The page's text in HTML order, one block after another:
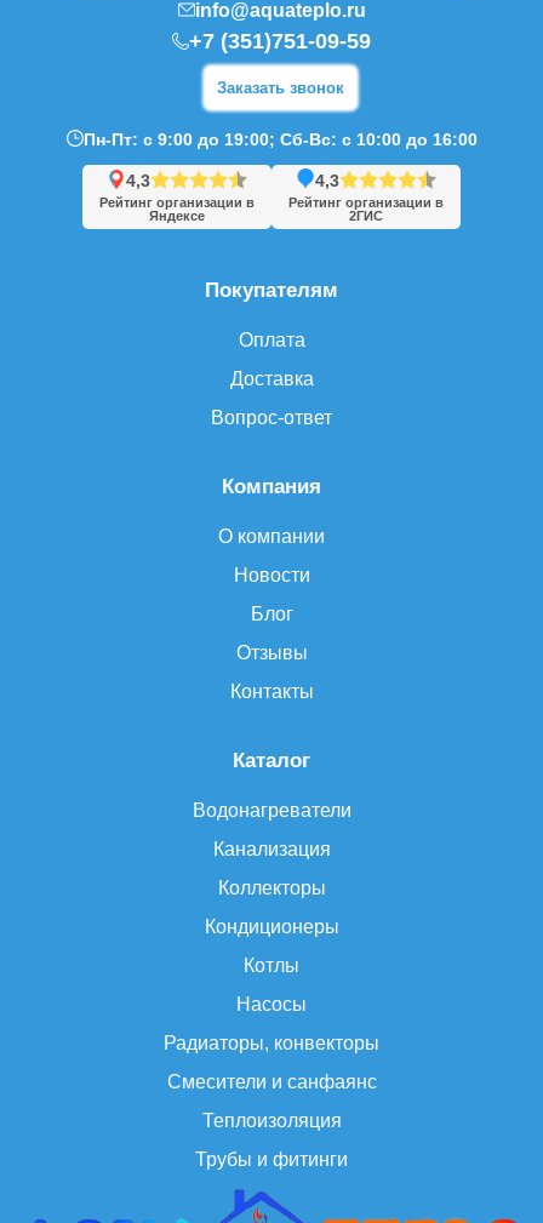
Каталог
Водонагреватели
Канализация
Коллекторы
Кондиционеры
Котлы
Насосы
Радиаторы, конвекторы
Смесители и санфаянс
Теплоизоляция
Трубы и фитинги
Компания
О компании
Новости
Блог
Отзывы
Контакты
Покупателям
Оплата
Доставка
Вопрос-ответ
info@aquateplo.ru
+7 (351)751-09-59
Заказать звонок
Пн-Пт: с 9:00 до 19:00; Сб-Вс: с 10:00 до 16:00
4,3
Рейтинг организации в
Яндексе
4,3
Рейтинг организации в
2ГИС